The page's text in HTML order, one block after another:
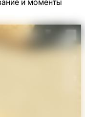
и моменты